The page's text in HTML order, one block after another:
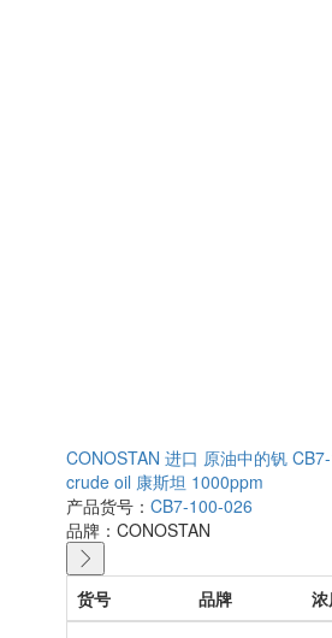
CONOSTAN 进口 原油中的钒
crude oil 康斯坦 1000ppm
产品货号： CB7-100-026
品牌： CONOSTAN
货号 品牌